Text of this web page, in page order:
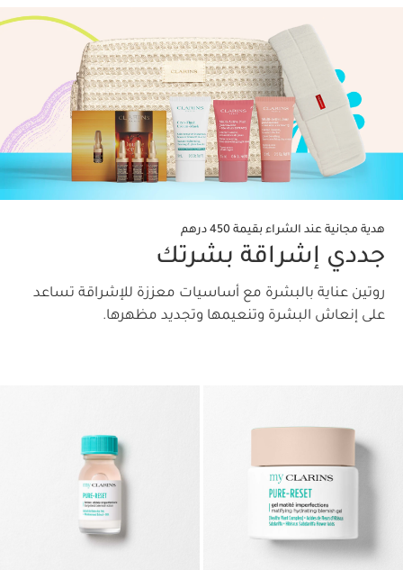
هدية مجانية عند الشراء بقيمة 450 درهم
جددي إشراقة بشرتك
روتين عناية بالبشرة مع أساسيات معززة للإشراقة تساعد
على إنعاش البشرة وتنعيمها وتجديد مظهرها.